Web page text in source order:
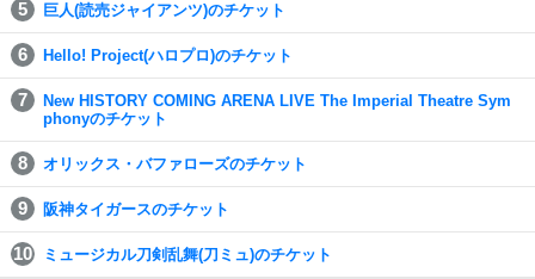
巨人(読売ジャイアンツ)のチケット
Hello! Project(ハロプロ)のチケット
New HISTORY COMING ARENA LIVE The Imperial Theatre Sym
phonyのチケット
オリックス・バファローズのチケット
阪神タイガースのチケット
ミュージカル刀剣乱舞(刀ミュ)のチケット